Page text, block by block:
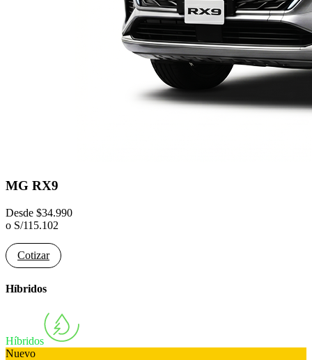
MG RX9
Desde $34.990
o S/115.102
Cotizar
Híbridos
Híbridos
Nuevo